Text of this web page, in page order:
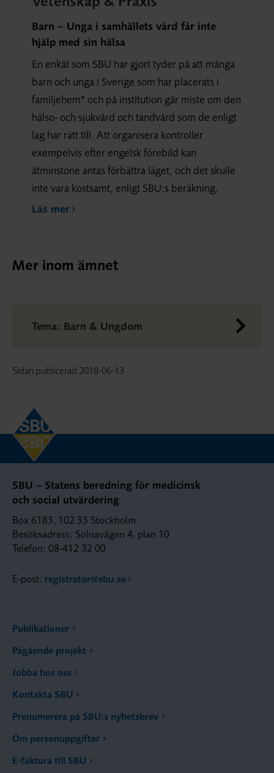
Barn – Unga i samhällets vård får inte
hjälp med sin hälsa
En enkät som SBU har gjort tyder på att många
barn och unga i Sverige som har placerats i
familjehem* och på institution går miste om den
hälso- och sjukvård och tandvård som de enligt
lag har rätt till. Att organisera kontroller
exempelvis efter engelsk förebild kan
åtminstone antas förbättra läget, och det skulle
inte vara kostsamt, enligt SBU:s beräkning.
Läs mer
Mer inom ämnet
Tema: Barn & Ungdom
Sidan publicerad 2018-06-13
SBU – Statens beredning för medicinsk
och social utvärdering
Box 6183, 102 33 Stockholm
Besöksadress: Solnavägen 4, plan 10
Telefon: 08-412 32 00
E-post: registrator@sbu.se
Publikationer
Pågående projekt
Jobba hos oss
Kontakta SBU
Prenumerera på SBU:s nyhetsbrev
Om personuppgifter
E-faktura till SBU